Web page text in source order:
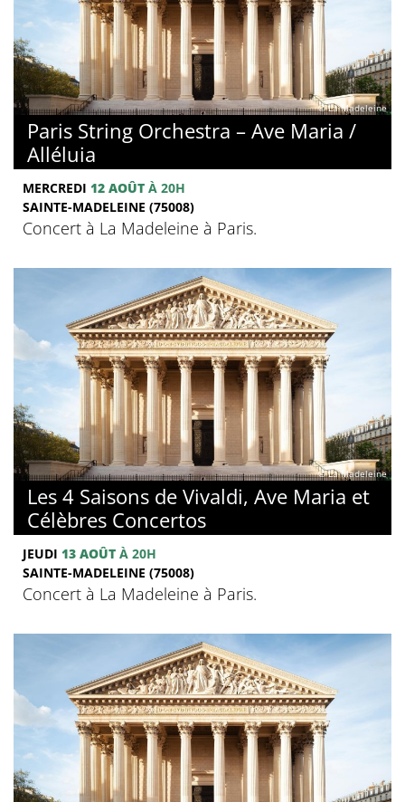
© La Madeleine
Paris String Orchestra – Ave Maria /
Alléluia
MERCREDI 12 AOÛT À 20H
SAINTE-MADELEINE (75008)
Concert à La Madeleine à Paris.
© La Madeleine
Les 4 Saisons de Vivaldi, Ave Maria et
Célèbres Concertos
JEUDI 13 AOÛT À 20H
SAINTE-MADELEINE (75008)
Concert à La Madeleine à Paris.